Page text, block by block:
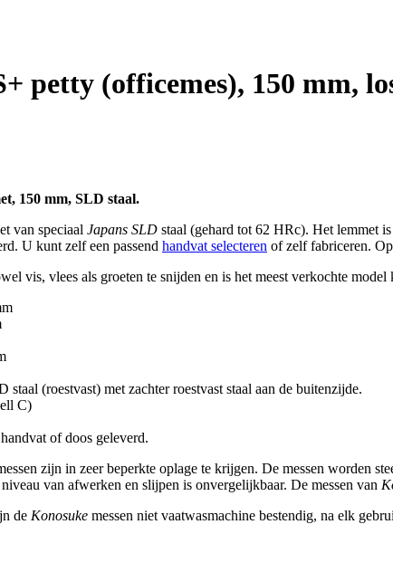
petty (officemes), 150 mm,
150 mm, SLD staal.
van speciaal Japans SLD staal (gehard tot 62 HRc). Het lemmet
U kunt zelf een passend handvat selecteren of zelf fabriceren.
vis, vlees als groeten te snijden en is het meest verkochte model
staal (roestvast) met zachter roestvast staal aan de buitenzijde.
C)
of doos geleverd.
zijn in zeer beperkte oplage te krijgen. De messen worden
van afwerken en slijpen is onvergelijkbaar. De messen van
de Konosuke messen niet vaatwasmachine bestendig, na elk